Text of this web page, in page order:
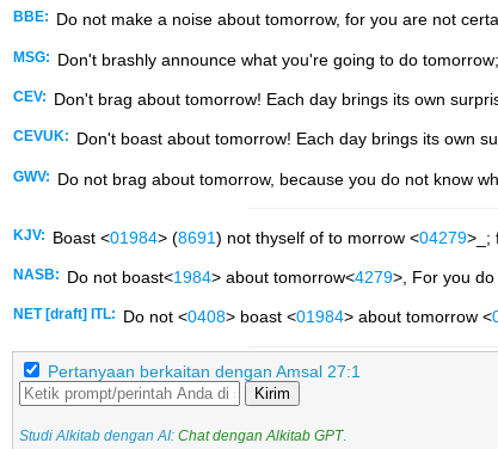
BBE: Do not make a noise about tomorrow, for you are not
MSG: Don't brashly announce what you're going to do
CEV: Don't brag about tomorrow! Each day brings its own
CEVUK: Don't boast about tomorrow! Each day brings its own
GWV: Do not brag about tomorrow, because you do not know
KJV: Boast <01984> (8691) not thyself of to morrow <04279>_;
NASB: Do not boast<1984> about tomorrow<4279>, For you
NET [draft] ITL: Do not <0408> boast <01984> about tomorrow <
Pertanyaan berkaitan dengan Amsal 27:1
Kirim
Studi Alkitab dengan AI: Chat dengan Alkitab GPT.